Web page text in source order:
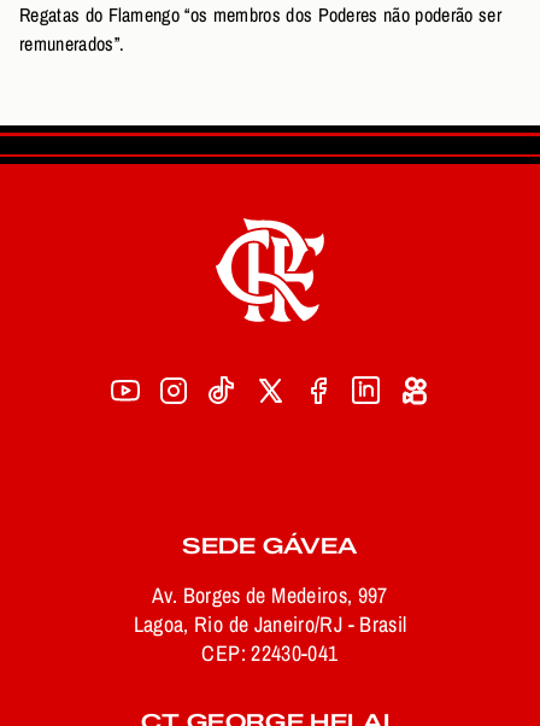
Regatas do Flamengo “os membros dos Poderes não poderão ser
remunerados”.
SEDE GÁVEA
Av. Borges de Medeiros, 997
Lagoa, Rio de Janeiro/RJ - Brasil
CEP: 22430-041